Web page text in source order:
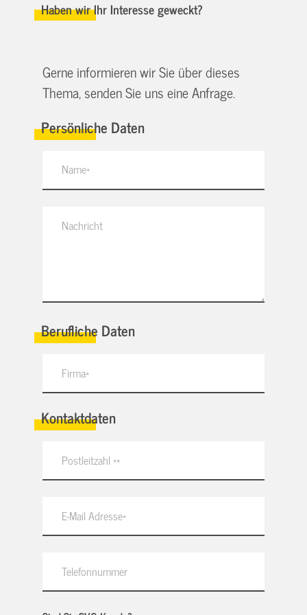
Haben wir Ihr Interesse geweckt?
Gerne informieren wir Sie über dieses
Thema, senden Sie uns eine Anfrage.
Persönliche Daten
Berufliche Daten
Kontaktdaten